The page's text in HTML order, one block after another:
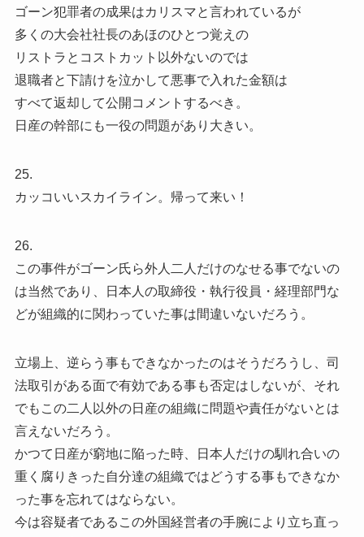
ゴーン犯罪者の成果はカリスマと言われているが
多くの大会社社長のあほのひとつ覚えの
リストラとコストカット以外ないのでは
退職者と下請けを泣かして悪事で入れた金額は
すべて返却して公開コメントするべき。
日産の幹部にも一役の問題があり大きい。
25.
カッコいいスカイライン。帰って来い！
26.
この事件がゴーン氏ら外人二人だけのなせる事でないの
は当然であり、日本人の取締役・執行役員・経理部門な
どが組織的に関わっていた事は間違いないだろう。
立場上、逆らう事もできなかったのはそうだろうし、司
法取引がある面で有効である事も否定はしないが、それ
でもこの二人以外の日産の組織に問題や責任がないとは
言えないだろう。
かつて日産が窮地に陥った時、日本人だけの馴れ合いの
重く腐りきった自分達の組織ではどうする事もできなか
った事を忘れてはならない。
今は容疑者であるこの外国経営者の手腕により立ち直っ